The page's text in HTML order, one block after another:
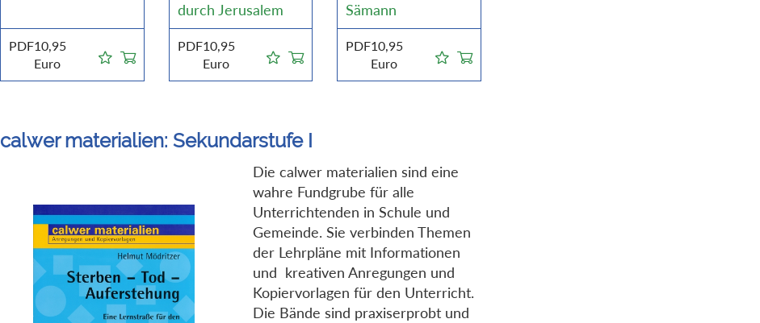
PDF10,95
Euro
durch Jerusalem
PDF10,95
Euro
Sämann
PDF10,95
Euro
calwer materialien: Sekundarstufe I
Die calwer materialien sind eine
wahre Fundgrube für alle
Unterrichtenden in Schule und
Gemeinde. Sie verbinden Themen
der Lehrpläne mit Informationen
und kreativen Anregungen und
Kopiervorlagen für den Unterricht.
Die Bände sind praxiserprobt und